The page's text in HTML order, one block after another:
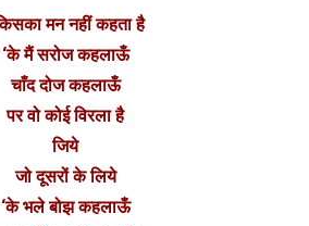
मन नहीं कहता है
‘के मैं सरोज कहलाऊँ
चाँद दोज कहलाऊँ
पर वो कोई विरला है
जिये
जो दूसरों के लिये
‘के भले बोझ कहलाऊँ